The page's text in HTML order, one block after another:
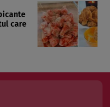
care